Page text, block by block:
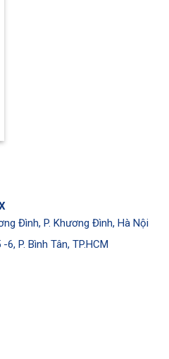
Đình, P. Khương Đình, Hà Nội
P. Bình Tân, TP.HCM